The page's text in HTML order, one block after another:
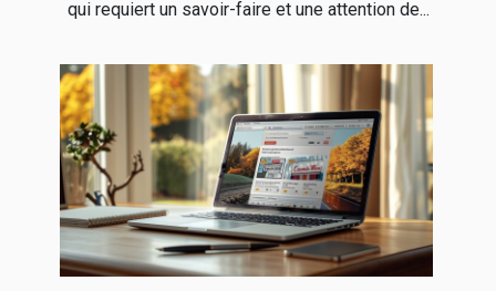
qui requiert un savoir-faire et une attention de...